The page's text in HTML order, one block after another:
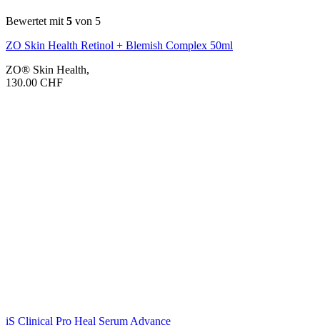
Bewertet mit 5 von 5
ZO Skin Health Retinol + Blemish Complex 50ml
ZO® Skin Health,
130.00 CHF
iS Clinical Pro Heal Serum Advance